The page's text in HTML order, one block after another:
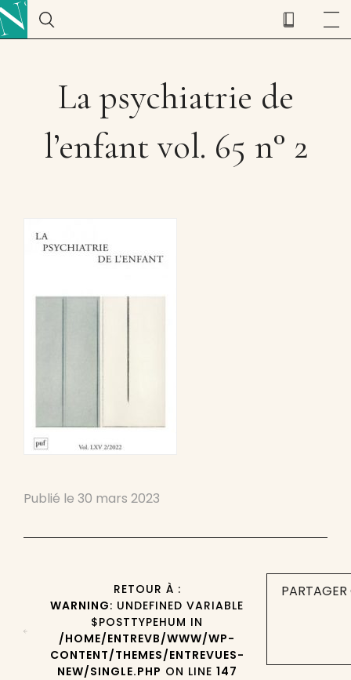
La psychiatrie de
l’enfant vol. 65 n° 2
Publié le 30 mars 2023
RETOUR À :
WARNING: UNDEFINED VARIABLE
$POSTTYPEHUM IN
/HOME/ENTREVB/WWW/WP-
CONTENT/THEMES/ENTREVUES-
NEW/SINGLE.PHP ON LINE 147